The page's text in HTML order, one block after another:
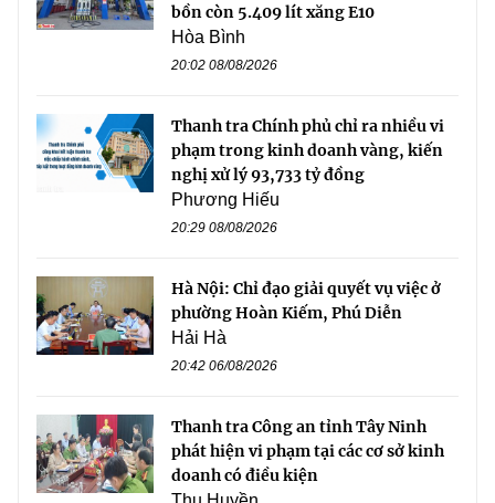
bồn còn 5.409 lít xăng E10
Hòa Bình
20:02 08/08/2026
Thanh tra Chính phủ chỉ ra nhiều vi
phạm trong kinh doanh vàng, kiến
nghị xử lý 93,733 tỷ đồng
Phương Hiếu
20:29 08/08/2026
Hà Nội: Chỉ đạo giải quyết vụ việc ở
phường Hoàn Kiếm, Phú Diễn
Hải Hà
20:42 06/08/2026
Thanh tra Công an tỉnh Tây Ninh
phát hiện vi phạm tại các cơ sở kinh
doanh có điều kiện